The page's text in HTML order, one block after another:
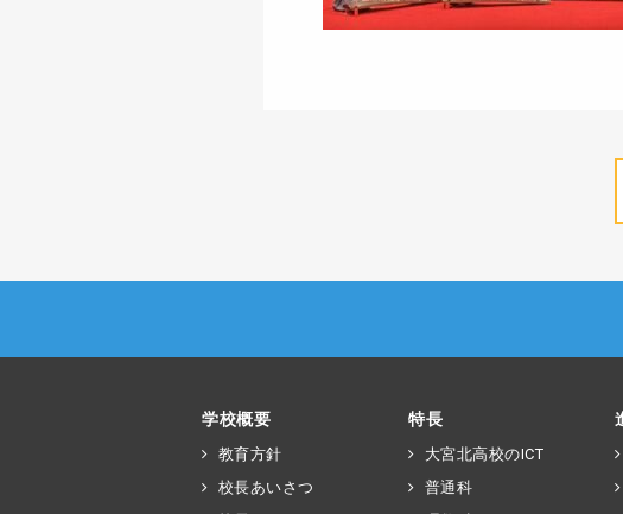
学校概要
教育方針
校長あいさつ
特長
大宮北高校のICT
普通科